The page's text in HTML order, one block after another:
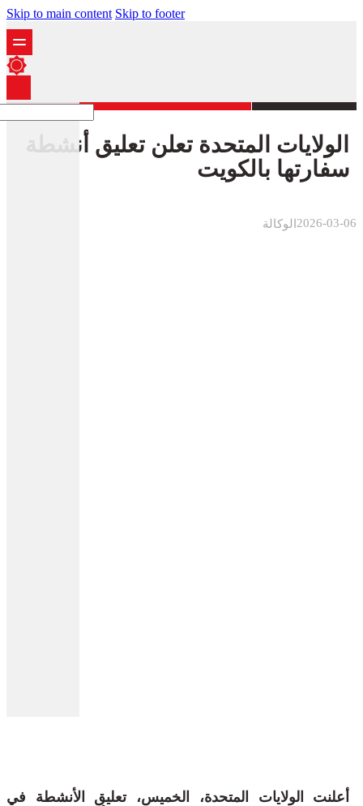
Skip to main content Skip to footer
الولايات المتحدة تعلن تعليق أنشطة
سفارتها بالكويت
الوكالة 2026-03-06
أعلنت الولايات المتحدة، الخميس، تعليق الأنشطة في